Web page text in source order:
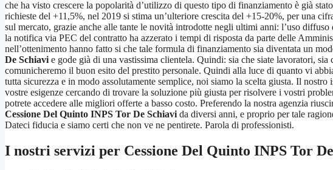
che ha visto crescere la popolarità d’utilizzo di questo tipo di finanziamento è già
richieste del +11,5%, nel 2019 si stima un’ulteriore crescita del +15-20%, per una
sul mercato, grazie anche alle tante le novità introdotte negli ultimi anni: l’uso
la notifica via PEC del contratto ha azzerato i tempi di risposta da parte delle
nell’ottenimento hanno fatto si che tale formula di finanziamento sia diventata un
De Schiavi e gode già di una vastissima clientela. Quindi: sia che siate lavoratori,
comunicheremo il buon esito del prestito personale. Quindi alla luce di quanto vi
tutta sicurezza e in modo assolutamente semplice, noi siamo la scelta giusta. Il
vostre esigenze cercando di trovare la soluzione più giusta per risolvere i vostri
potrete accedere alle migliori offerte a basso costo. Preferendo la nostra agenzia
Cessione Del Quinto INPS Tor De Schiavi da diversi anni, e proprio per tale
Dateci fiducia e siamo certi che non ve ne pentirete. Parola di professionisti.
I nostri servizi per Cessione Del Quinto INPS Tor